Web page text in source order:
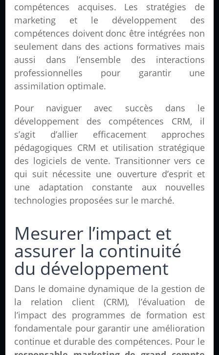
compétences acquises. Les stratégies de
marketing et le développement des
compétences doivent donc être intégrées non
seulement dans des actions formatives mais
aussi dans l’ensemble des interactions
professionnelles pour garantir une
assimilation optimale.
Pour naviguer avec succès dans le
développement des compétences CRM, il
s’agit d’allier efficacement approches
pédagogiques CRM et utilisation stratégique
des logiciels de vente. Transitionner vers ce
qui suit nécessite une ouverture d’esprit et
une adaptation constante aux nouvelles
technologies proposées sur le marché.
Mesurer l’impact et
assurer la continuité
du développement
Dans le domaine dynamique de la gestion de
la relation client (CRM), l’évaluation de
l’impact des programmes de formation est
fondamentale pour garantir une amélioration
continue et durable des compétences. Pour le